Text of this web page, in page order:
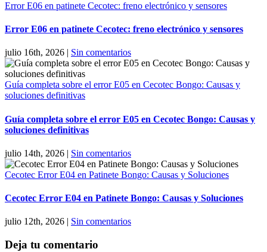
Error E06 en patinete Cecotec: freno electrónico y sensores
Error E06 en patinete Cecotec: freno electrónico y sensores
julio 16th, 2026 | Sin comentarios
Guía completa sobre el error E05 en Cecotec Bongo: Causas y
soluciones definitivas
Guía completa sobre el error E05 en Cecotec Bongo: Causas y
soluciones definitivas
julio 14th, 2026 | Sin comentarios
Cecotec Error E04 en Patinete Bongo: Causas y Soluciones
Cecotec Error E04 en Patinete Bongo: Causas y Soluciones
julio 12th, 2026 | Sin comentarios
Deja tu comentario